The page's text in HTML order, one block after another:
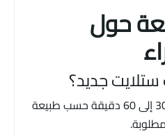
حول
جديد؟
عادة يستغرق التركيب من 30 إلى 60 دقيقة حسب طبيعة